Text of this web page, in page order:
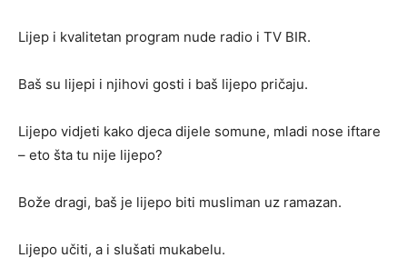
Lijep i kvalitetan program nude radio i TV BIR.
Baš su lijepi i njihovi gosti i baš lijepo pričaju.
Lijepo vidjeti kako djeca dijele somune, mladi nose iftare
– eto šta tu nije lijepo?
Bože dragi, baš je lijepo biti musliman uz ramazan.
Lijepo učiti, a i slušati mukabelu.